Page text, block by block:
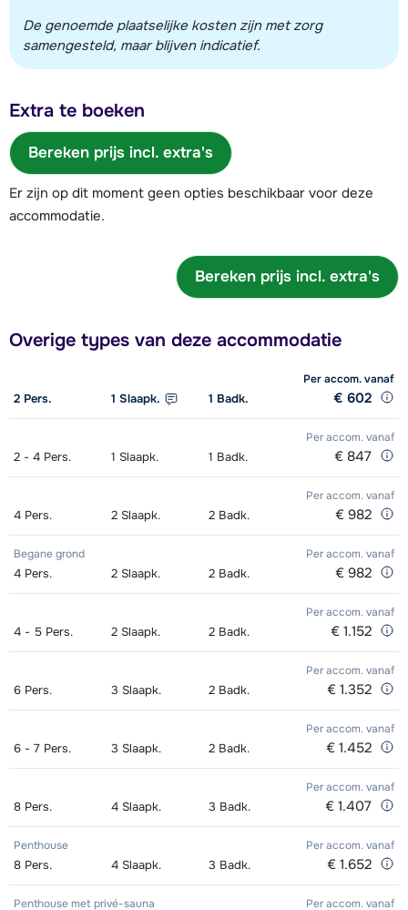
De genoemde plaatselijke kosten zijn met zorg
samengesteld, maar blijven indicatief.
Extra te boeken
Bereken prijs incl. extra's
Er zijn op dit moment geen opties beschikbaar voor deze
accommodatie.
Bereken prijs incl. extra's
Overige types van deze accommodatie
Per accom.vanaf
2 Pers. 1 Slaapk. 1 Badk. € 602
Per accom. vanaf
2 - 4 Pers. 1 Slaapk. 1 Badk. € 847
Per accom. vanaf
4 Pers. 2 Slaapk. 2 Badk. € 982
Begane grond Per accom. vanaf
4 Pers. 2 Slaapk. 2 Badk. € 982
Per accom. vanaf
4 - 5 Pers. 2 Slaapk. 2 Badk. € 1.152
Per accom. vanaf
6 Pers. 3 Slaapk. 2 Badk. € 1.352
Per accom. vanaf
6 - 7 Pers. 3 Slaapk. 2 Badk. € 1.452
Per accom. vanaf
8 Pers. 4 Slaapk. 3 Badk. € 1.407
Penthouse Per accom. vanaf
8 Pers. 4 Slaapk. 3 Badk. € 1.652
Penthouse met privé-sauna Per accom. vanaf